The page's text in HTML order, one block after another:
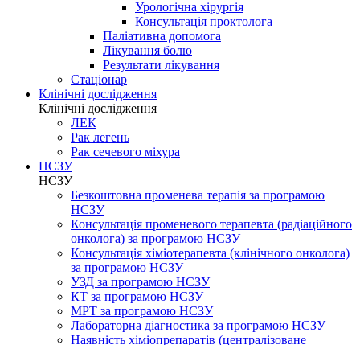
Урологічна хірургія
Консультація проктолога
Паліативна допомога
Лікування болю
Результати лікування
Стаціонар
Клінічні дослідження
Клінічні дослідження
ЛЕК
Рак легень
Рак сечевого міхура
НСЗУ
НСЗУ
Безкоштовна променева терапія за програмою
НСЗУ
Консультація променевого терапевта (радіаційного
онколога) за програмою НСЗУ
Консультація хіміотерапевта (клінічного онколога)
за програмою НСЗУ
УЗД за програмою НСЗУ
КТ за програмою НСЗУ
МРТ за програмою НСЗУ
Лабораторна діагностика за програмою НСЗУ
Наявність хіміопрепаратів (централізоване